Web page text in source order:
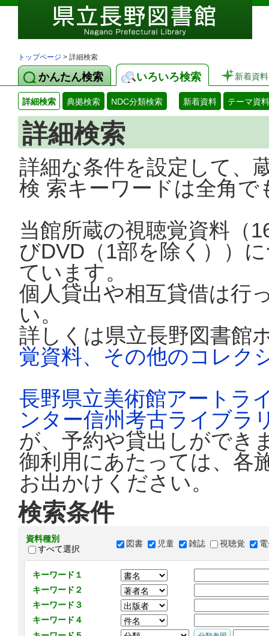
トップページ > 詳細検索
かんたん検索 いろいろ検索 新着資料
詳細検索 典拠検索 NDC分類検索 新着資料 テーマ資料
詳細検索
詳細な条件を設定して、
検 索キーワードは全角
当館所蔵の視聴覚資料（
びDVD（1部を除く））
ています。
個人貸出や相互貸借は行
い。
詳しくは県立長野図書館
覚資料、その他のコレク
長野県立美術館アートラ
ンター信州考古ライブラ
が、予約や貸出しができ
御利用にあたっては、各
お出かけください。
検索条件
資料種別
すべて選択
図書 児童 雑誌 視聴覚
キーワード１
キーワード２
キーワード３
キーワード４